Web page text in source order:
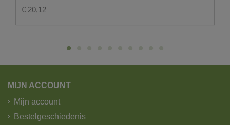
afgezet te worden, toegankelijk is voor onze
U wenst graag een levering via de
Wij verzenden pakketjes tot 25kg.
Zichtdoeken en afschermdoeken worden verzonden
€ 20,12
MIJN ACCOUNT
Mijn account
Bestelgeschiedenis